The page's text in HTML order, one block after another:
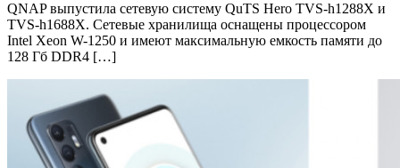
QNAP выпустила сетевую систему QuTS Hero TVS-h1288X и
TVS-h1688X. Сетевые хранилища оснащены процессором
Intel Xeon W-1250 и имеют максимальную емкость памяти до
128 Гб DDR4 […]